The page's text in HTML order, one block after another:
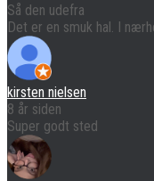
Så den udefra
Det er en smuk hal. I
kirsten nielsen
8 år siden
Super godt sted